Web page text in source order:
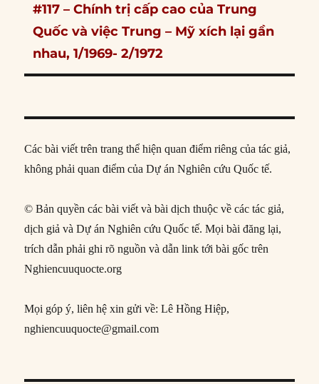
Next
post:
#117 – Chính trị cấp cao của Trung
Quốc và việc Trung – Mỹ xích lại gần
nhau, 1/1969- 2/1972
Các bài viết trên trang thể hiện quan điểm riêng của tác giả,
không phải quan điểm của Dự án Nghiên cứu Quốc tế.
© Bản quyền các bài viết và bài dịch thuộc về các tác giả,
dịch giả và Dự án Nghiên cứu Quốc tế. Mọi bài đăng lại,
trích dẫn phải ghi rõ nguồn và dẫn link tới bài gốc trên
Nghiencuuquocte.org
Mọi góp ý, liên hệ xin gửi về: Lê Hồng Hiệp,
nghiencuuquocte@gmail.com